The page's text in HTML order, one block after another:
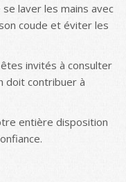
laver les mains avec
coude et éviter les
invités à consulter
doit contribuer à
entière disposition